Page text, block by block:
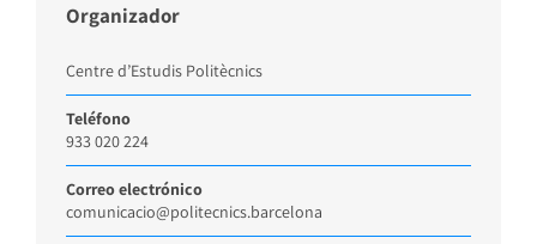
Organizador
Centre d’Estudis Politècnics
Teléfono
933 020 224
Correo electrónico
comunicacio@politecnics.barcelona